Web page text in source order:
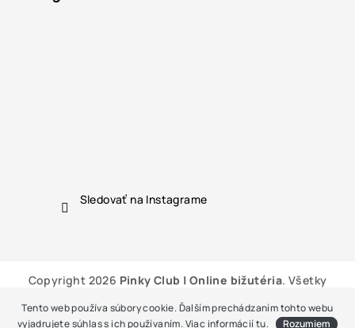
Tento web používa súbory cookie. Ďalším prechádzaním tohto webu
vyjadrujete súhlas s ich používaním. Viac informáciítu. Rozumiem
Sledovať na Instagrame
Copyright 2026 Pinky Club | Online bižutéria. Všetky
práva vyhradené.
Vytvoril Shoptet